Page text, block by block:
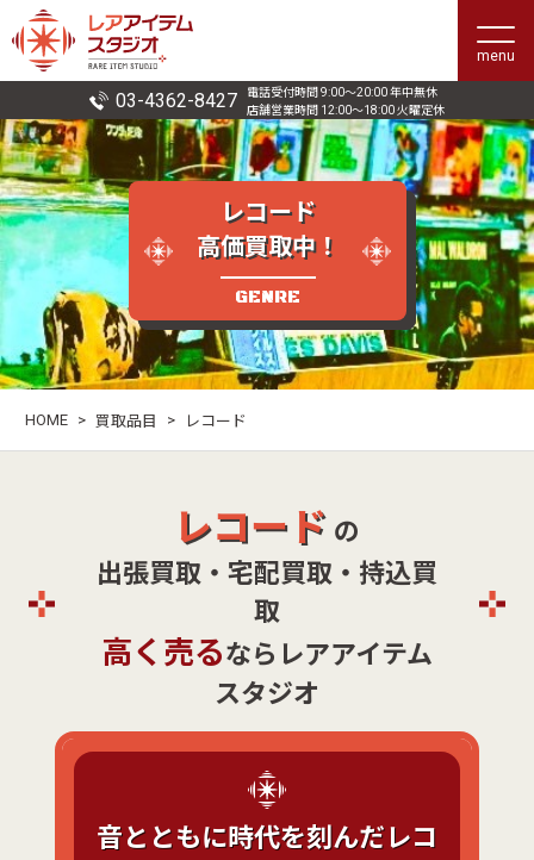
menu
03-4362-8427
電話受付時間 9:00〜20:00 年中無休
店舗営業時間 12:00〜18:00 火曜定休
レコード
高価買取中！
GENRE
HOME > 買取品目 > レコード
レコード の
出張買取・宅配買取・持込買
取
高く売るならレアアイテム
スタジオ
音とともに時代を刻んだレコ